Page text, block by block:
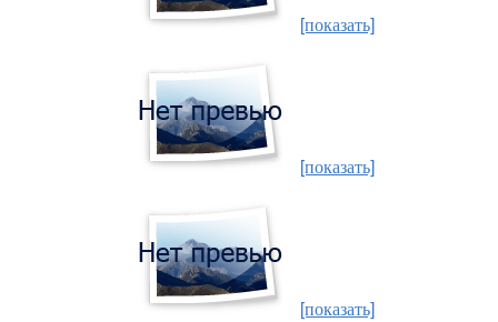
[показать]
[показать]
[показать]